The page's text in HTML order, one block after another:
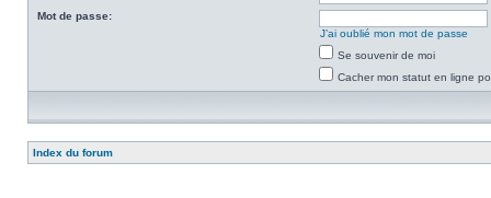
Mot de passe:
J’ai oublié mon mot de passe
Se souvenir de moi
Cacher mon statut en ligne
Index du forum